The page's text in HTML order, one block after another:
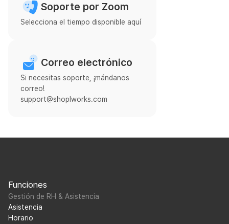
Soporte por Zoom
Selecciona el tiempo disponible aquí
Correo electrónico
Si necesitas soporte, ¡mándanos
correo!
support@shoplworks.com
Funciones
Gestión de RH & Asistencia
Asistencia
Horario